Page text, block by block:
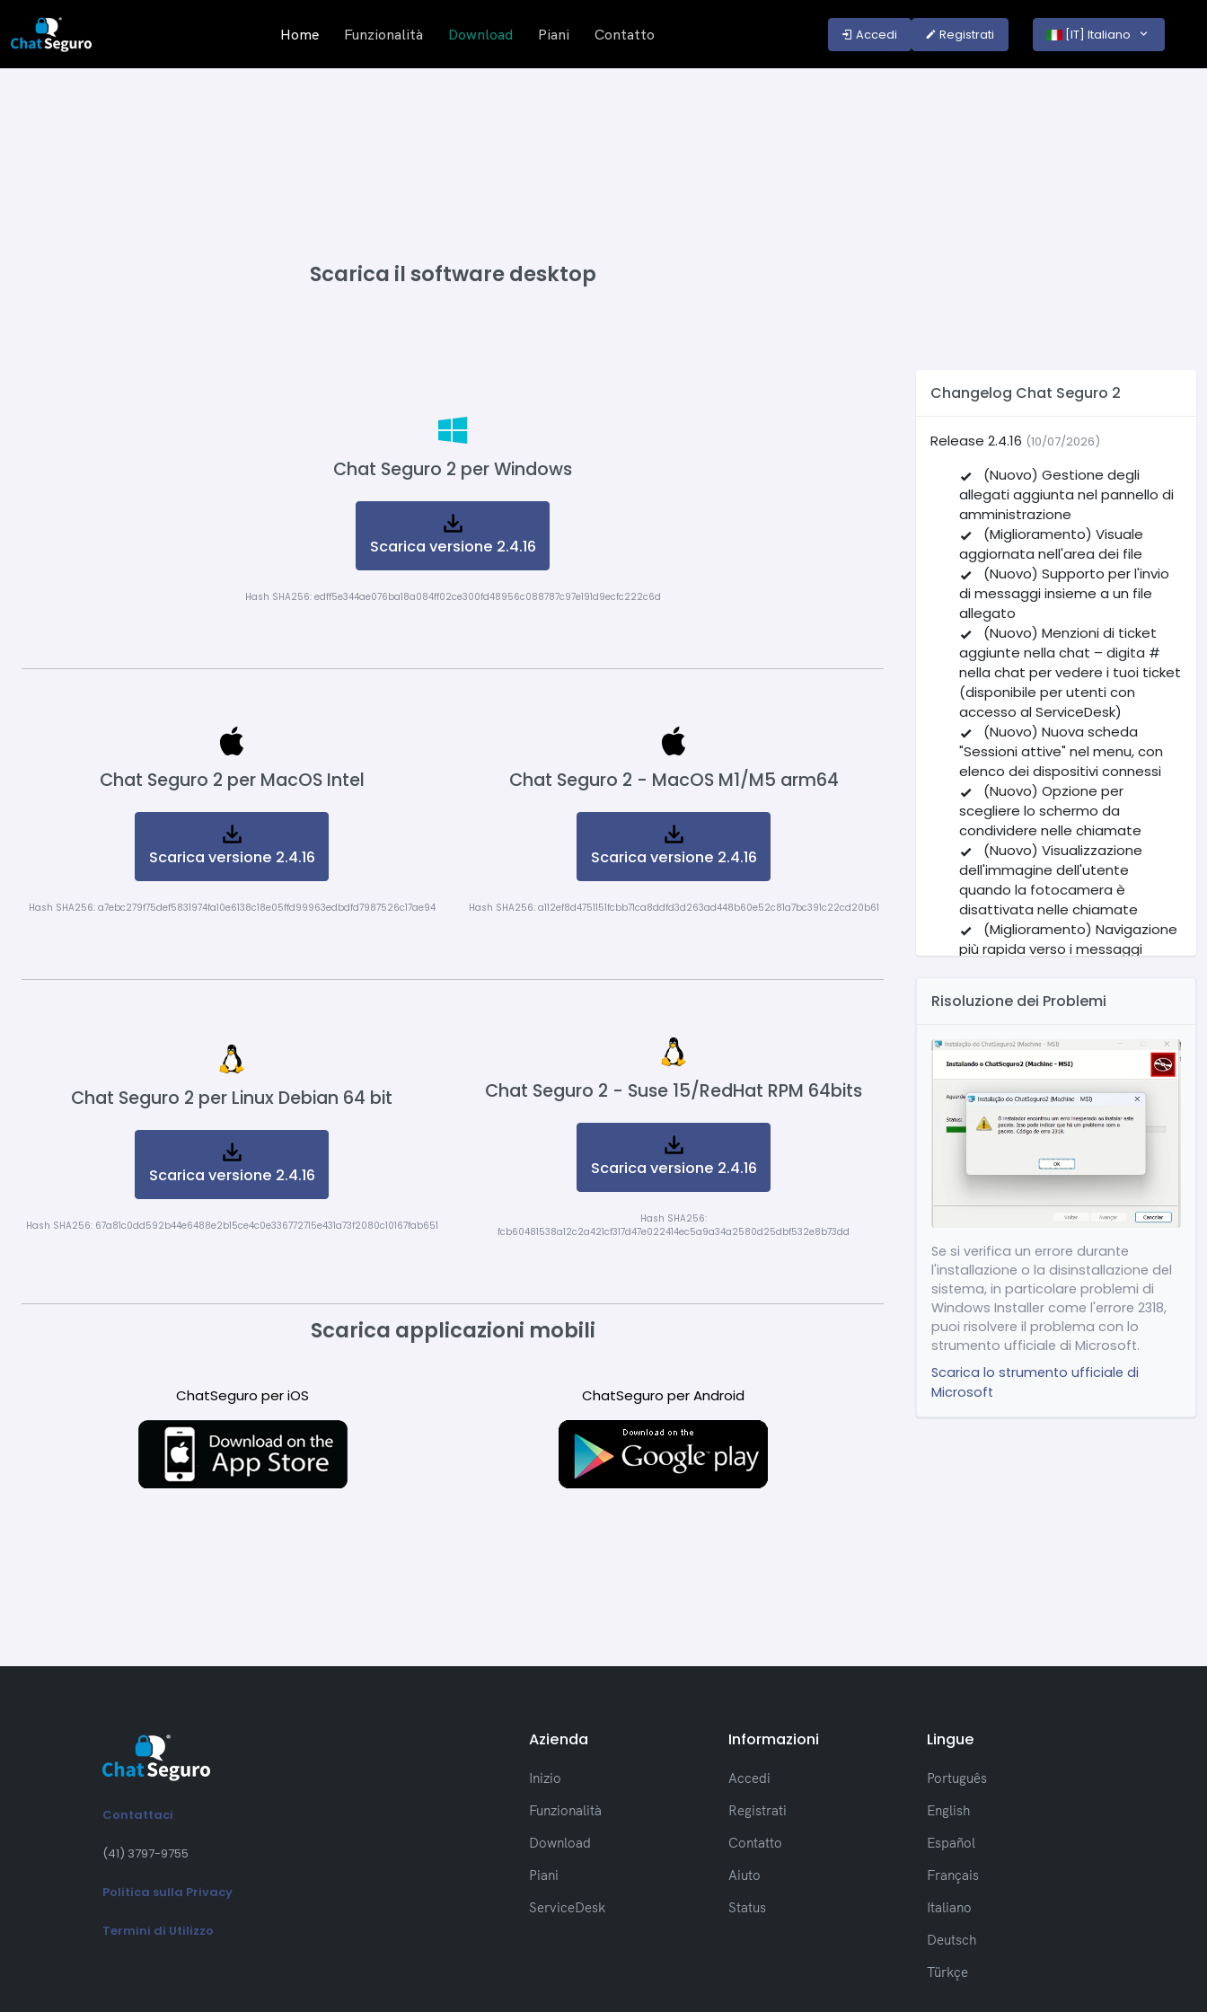
Home Funzionalità Download Piani Contatto Accedi Registrati [IT] Italiano
Scarica il software desktop
Chat Seguro 2 per Windows
Scarica versione 2.4.16
Hash SHA256: edff5e344ae076ba18a084ff02ce300fd48956c088787c97e191d9ecfc222c6d
Chat Seguro 2 per MacOS Intel
Scarica versione 2.4.16
Hash SHA256: a7ebc279f75def5831974fa10e6138c18e05ffd99963edbdfd7987526c17ae94
Chat Seguro 2 - MacOS M1/M5 arm64
Scarica versione 2.4.16
Hash SHA256: a112ef8d4751151fcbb71ca8ddfd3d263ad448b60e52c81a7bc391c22cd20b61
Chat Seguro 2 per Linux Debian 64 bit
Scarica versione 2.4.16
Hash SHA256: 67a81c0dd592b44e6488e2b15ce4c0e336772715e431a73f2080c10167fab651
Chat Seguro 2 - Suse 15/RedHat RPM 64bits
Scarica versione 2.4.16
Hash SHA256:
fcb60481538a12c2a421cf317d47e022414ec5a9a34a2580d25dbf532e8b73dd
Scarica applicazioni mobili
ChatSeguro per iOS ChatSeguro per Android
Changelog Chat Seguro 2
Release 2.4.16 (10/07/2026)
(Nuovo) Gestione degli
allegati aggiunta nel pannello di
amministrazione
(Miglioramento) Visuale
aggiornata nell'area dei file
(Nuovo) Supporto per l'invio
di messaggi insieme a un file
allegato
(Nuovo) Menzioni di ticket
aggiunte nella chat – digita #
nella chat per vedere i tuoi ticket
(disponibile per utenti con
accesso al ServiceDesk)
(Nuovo) Nuova scheda
"Sessioni attive" nel menu, con
elenco dei dispositivi connessi
(Nuovo) Opzione per
scegliere lo schermo da
condividere nelle chiamate
(Nuovo) Visualizzazione
dell'immagine dell'utente
quando la fotocamera è
disattivata nelle chiamate
(Miglioramento) Navigazione
più rapida verso i messaggi
l'intervallo di date visualizzato
(Nuovo) Nuova schermata
iniziale con riepilogo delle attività
dell'utente
(Nuovo) Nuova schermata
per visualizzare e gestire i ticket
Riorganizzazione dei pulsanti nel
menu
(Nuovo) Aggiunto pulsante
per scorrere fino alla fine della
conversazione nella chat
Altre correzioni e
miglioramenti generali
Release 2.4.15(24/04/2026)
nella ricerca dei messaggi
scorrimento
comportamento della notifica
Risoluzione dei Problemi
Se si verifica un errore durante
l'installazione o la disinstallazione del
sistema, in particolare problemi di
Windows Installer come l'errore 2318,
puoi risolvere il problema con lo
strumento ufficiale di Microsoft.
Scarica lo strumento ufficiale di
Microsoft
Contattaci
(41) 3797-9755
Politica sulla Privacy
Termini di Utilizzo
Azienda
Inizio
Funzionalità
Download
Piani
ServiceDesk
Informazioni
Accedi
Registrati
Contatto
Aiuto
Status
Lingue
Português
English
Español
Français
Italiano
Deutsch
Türkçe